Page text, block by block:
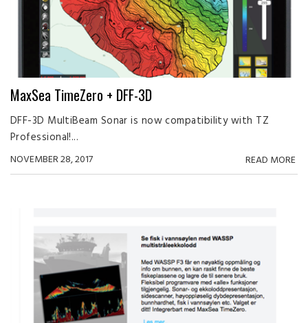
MaxSea TimeZero + DFF-3D
DFF-3D MultiBeam Sonar is now compatibility with TZ
Professional!...
NOVEMBER 28, 2017 READ MORE